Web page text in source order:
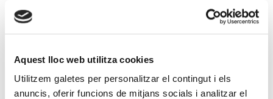
Aquest lloc web utilitza cookies
Utilitzem galetes per personalitzar el contingut i els
anuncis, oferir funcions de mitjans socials i analitzar el
Altres qualificatius, com ‘ecològic’, ‘verd’ o ‘natural’,
sovint són afegits com a reclam de venda i fins i tot per
ambientals vinculats al benestar i la salut. El mateix
que són presentats com a ‘baixos en emissions’ sense